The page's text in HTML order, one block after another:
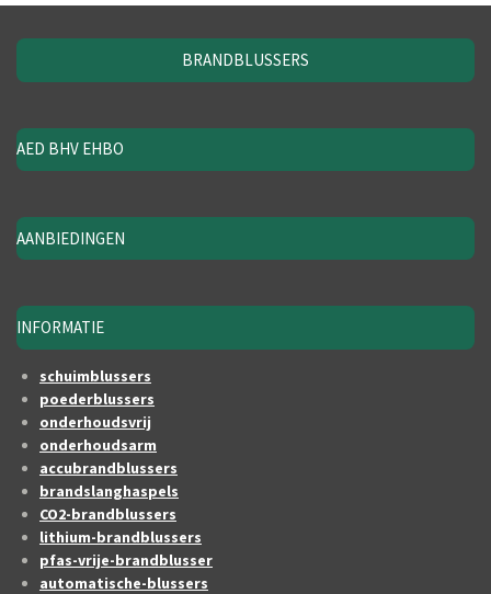
BRANDBLUSSERS
AED BHV EHBO
AANBIEDINGEN
INFORMATIE
schuimblussers
poederblussers
onderhoudsvrij
onderhoudsarm
accubrandblussers
brandslanghaspels
CO2-brandblussers
lithium-brandblussers
pfas-vrije-brandblusser
automatische-blussers